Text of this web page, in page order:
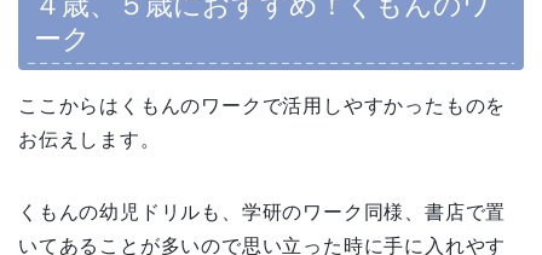
ーク
ここからはくもんのワークで活用しやすかったものを
お伝えします。
くもんの幼児ドリルも、学研のワーク同様、書店で置
いてあることが多いので思い立った時に手に入れやす